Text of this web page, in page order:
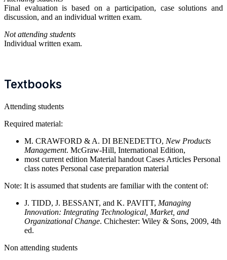
Final evaluation is based on a participation, case solutions and
discussion, and an individual written exam.
Not attending students
Individual written exam.
Textbooks
Attending students
Required material:
M. CRAWFORD & A. DI BENEDETTO, New Products
Management. McGraw-Hill, International Edition,
most current edition Material handout Cases Articles Personal
class notes Personal case preparation material
Note: It is assumed that students are familiar with the content of:
J. TIDD, J. BESSANT, and K. PAVITT, Managing
Innovation: Integrating Technological, Market, and
Organizational Change. Chichester: Wiley & Sons, 2009, 4th
ed.
Non attending students